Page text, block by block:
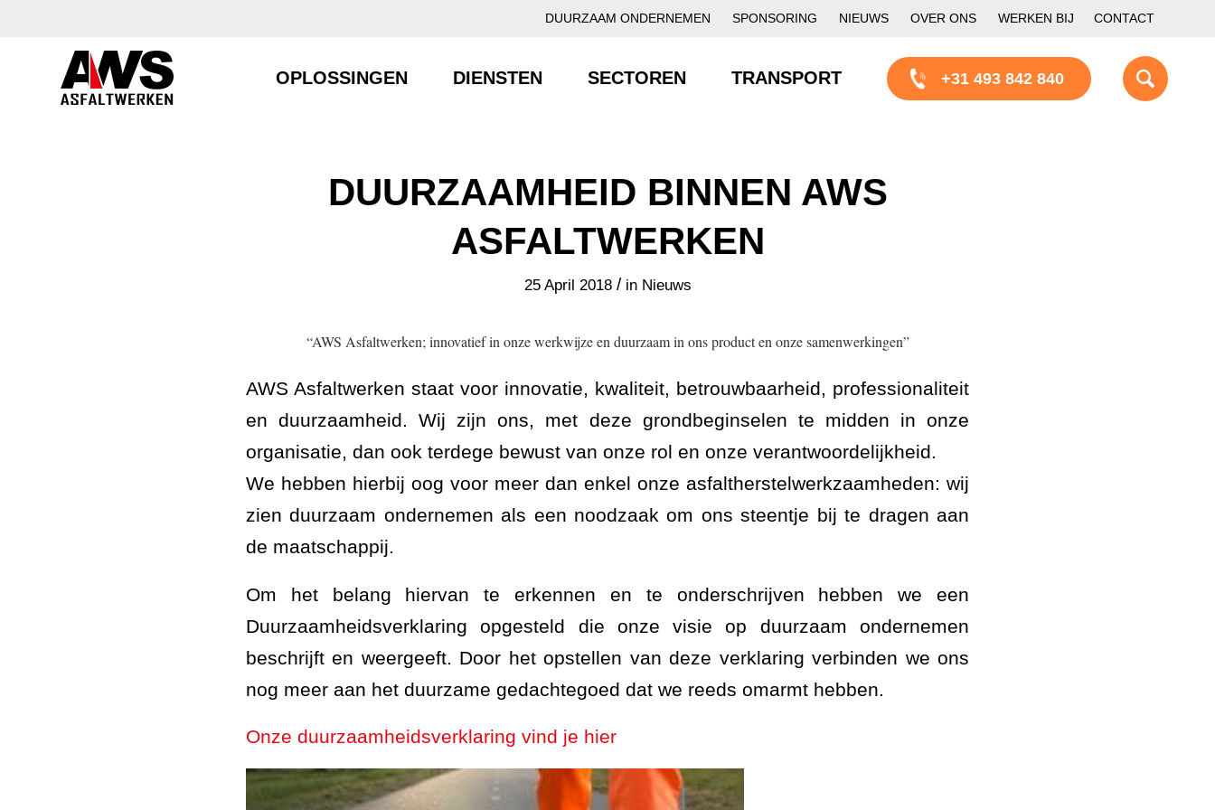
DUURZAAM ONDERNEMEN SPONSORING NIEUWS OVER ONS WERKEN BIJ CONTACT
OPLOSSINGEN DIENSTEN SECTOREN TRANSPORT +31 493 842 840
DUURZAAMHEID BINNEN AWS
ASFALTWERKEN
25 April 2018 / in Nieuws
“AWS Asfaltwerken; innovatief in onze werkwijze en duurzaam in ons product en onze samenwerkingen”
AWS Asfaltwerken staat voor innovatie, kwaliteit, betrouwbaarheid, professionaliteit
en duurzaamheid. Wij zijn ons, met deze grondbeginselen te midden in onze
organisatie, dan ook terdege bewust van onze rol en onze verantwoordelijkheid.
We hebben hierbij oog voor meer dan enkel onze asfaltherstelwerkzaamheden: wij
zien duurzaam ondernemen als een noodzaak om ons steentje bij te dragen aan
de maatschappij.
Om het belang hiervan te erkennen en te onderschrijven hebben we een
Duurzaamheidsverklaring opgesteld die onze visie op duurzaam ondernemen
beschrijft en weergeeft. Door het opstellen van deze verklaring verbinden we ons
nog meer aan het duurzame gedachtegoed dat we reeds omarmt hebben.
Onze duurzaamheidsverklaring vind je hier